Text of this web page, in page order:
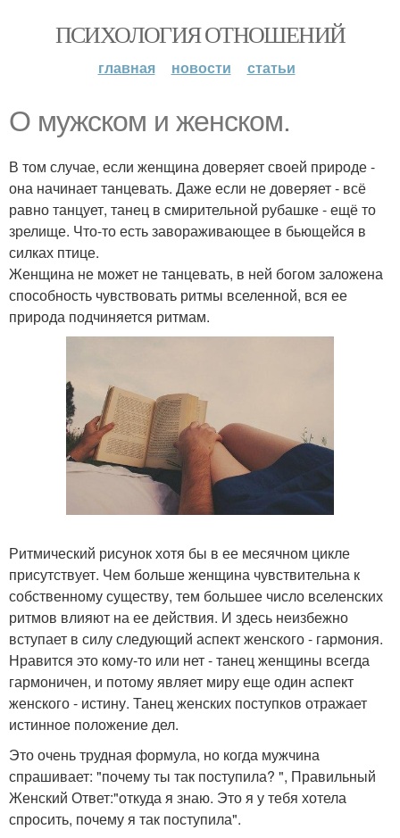
ПСИХОЛОГИЯ ОТНОШЕНИЙ
главная новости статьи
О мужском и женском.
В том случае, если женщина доверяет своей природе -
она начинает танцевать. Даже если не доверяет - всё
равно танцует, танец в смирительной рубашке - ещё то
зрелище. Что-то есть завораживающее в бьющейся в
силках птице.
Женщина не может не танцевать, в ней богом заложена
способность чувствовать ритмы вселенной, вся ее
природа подчиняется ритмам.
Ритмический рисунок хотя бы в ее месячном цикле
присутствует. Чем больше женщина чувствительна к
собственному существу, тем большее число вселенских
ритмов влияют на ее действия. И здесь неизбежно
вступает в силу следующий аспект женского - гармония.
Нравится это кому-то или нет - танец женщины всегда
гармоничен, и потому являет миру еще один аспект
женского - истину. Танец женских поступков отражает
истинное положение дел.
Это очень трудная формула, но когда мужчина
спрашивает: "почему ты так поступила? ", Правильный
Женский Ответ:"откуда я знаю. Это я у тебя хотела
спросить, почему я так поступила".